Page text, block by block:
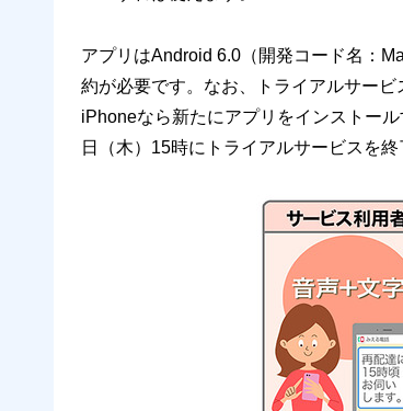
アプリはAndroid 6.0（開発コード名：
約が必要です。なお、トライアルサー
iPhoneなら新たにアプリをインストー
日（木）15時にトライアルサービスを終